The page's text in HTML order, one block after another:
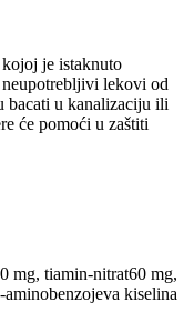
je istaknuto
lekovi od
bacati u kanalizaciju ili
će pomoći u zaštiti
mg, tiamin-nitrat60 mg,
kiselina